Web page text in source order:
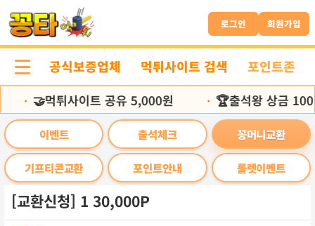
문
로
로그인 회원가입
공식보증업체 먹튀사이트 검색 포인트존
🤝먹튀사이트 공유 5,000원 🏆출석왕 상금 100
이벤트 출석체크 꽁머니교환
기프티콘교환 포인트안내 룰렛이벤트
[교환신청] 1 30,000P